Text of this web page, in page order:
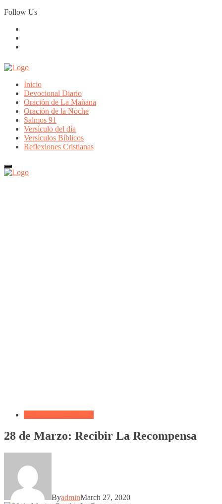
Skip
to
Follow Us
Inicio
Devocional Diario
Oración de La Mañana
Oración de la Noche
Salmos 91
Versículo del día
Versículos Bíblicos
Reflexiones Cristianas
28 de Marzo: Recibir La Recompensa
ByadminMarch 27, 2020